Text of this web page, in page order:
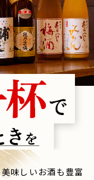
味しいお酒も豊富